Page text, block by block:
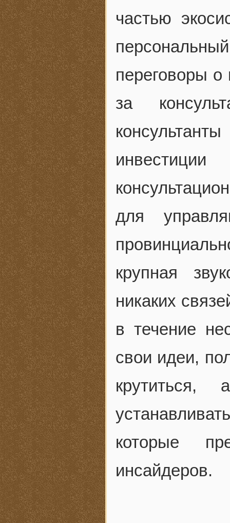
частью
переговоры о
за
для
крупная
никаких
в течение
свои идеи,
которые
инсайдеров.